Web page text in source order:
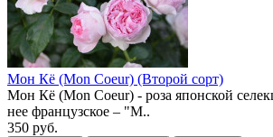
Мон Кё (Mon Coeur) (Второй сорт)
Мон Кё (Mon Coeur) - роза японской
нее французское – "М..
350 руб.